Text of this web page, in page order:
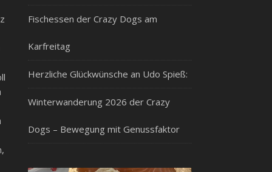
Fischessen der Crazy Dogs am
Karfreitag
Herzliche Glückwünsche an Udo Spieß:
Winterwanderung 2026 der Crazy
Dogs – Bewegung mit Genussfaktor